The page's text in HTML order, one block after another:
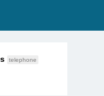
telephone